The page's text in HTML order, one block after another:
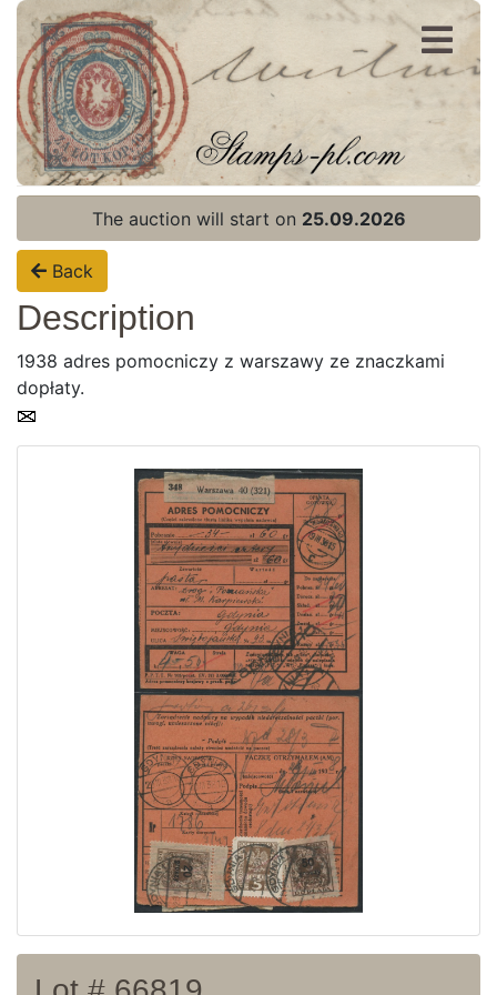
Register
Login
Current auction
Recent result
The auction will start on 25.09.2026
Back
Description
1938 adres pomocniczy z warszawy ze znaczkami
dopłaty.